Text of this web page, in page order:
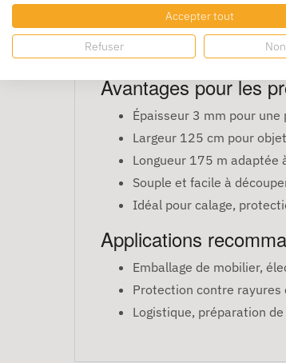
Le film mousse175 m x 125
permet un enveloppement
Avantages pour les
Épaisseur 3 mm pour
Largeur 125 cm pour
Longueur 175 m adaptée
Souple et facile à
Idéal pour calage,
Applications
Emballage de mobilier,
Protection contre rayures
Logistique, préparation
Accepter tout
Refuser